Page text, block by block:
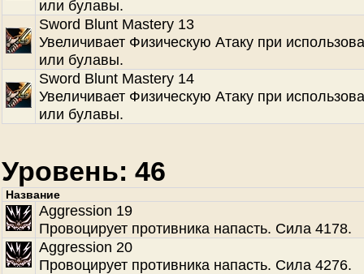
или булавы.
Sword Blunt Mastery 13
Увеличивает Физическую Атаку при
или булавы.
Sword Blunt Mastery 14
Увеличивает Физическую Атаку при
или булавы.
Уровень: 46
Название
Aggression 19
Провоцирует противника напасть. Сила 4178.
Aggression 20
Провоцирует противника напасть. Сила 4276.